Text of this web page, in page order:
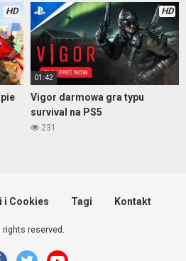
HD HD
01:42
Vigor darmowa gra typu
survival na PS5
231
i Cookies Tagi Kontakt
rights reserved.